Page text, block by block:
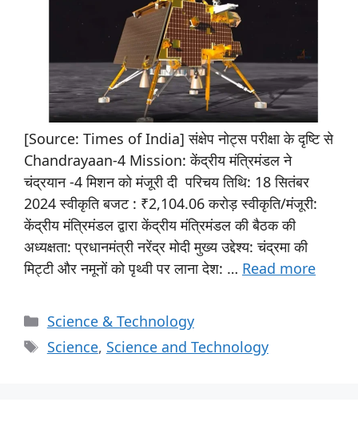
[Source: Times of India] संक्षेप नोट्स परीक्षा के दृष्टि से
Chandrayaan-4 Mission: केंद्रीय मंत्रिमंडल ने
चंद्रयान -4 मिशन को मंजूरी दी परिचय तिथि: 18 सितंबर
2024 स्वीकृति बजट : ₹2,104.06 करोड़ स्वीकृति/मंजूरी:
केंद्रीय मंत्रिमंडल द्वारा केंद्रीय मंत्रिमंडल की बैठक की
अध्यक्षता: प्रधानमंत्री नरेंद्र मोदी मुख्य उद्देश्य: चंद्रमा की
मिट्टी और नमूनों को पृथ्वी पर लाना देश: … Read more
Science & Technology
Science, Science and Technology